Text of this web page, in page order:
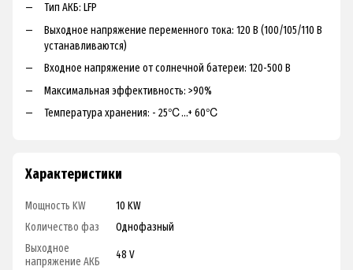
Тип АКБ: LFP
Выходное напряжение переменного тока: 120 В (100/105/110 В
устанавливаются)
Входное напряжение от солнечной батереи: 120-500 В
Максимальная эффективность: >90%
Температура хранения: - 25℃...+ 60℃
Характеристики
Мощность KW
10 KW
Количество фаз
Однофазный
Выходное
напряжение АКБ
48 V